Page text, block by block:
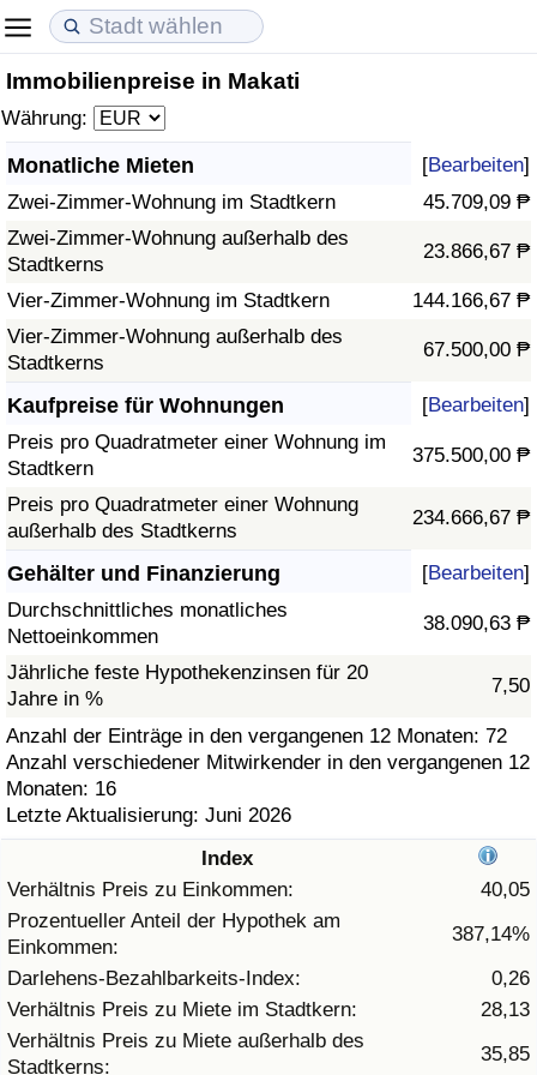
Immobilienpreise in Makati
Währung:
Monatliche Mieten [Bearbeiten]
Zwei-Zimmer-Wohnung im Stadtkern
45.709,09 ₱
Zwei-Zimmer-Wohnung außerhalb des
Stadtkerns
23.866,67 ₱
Vier-Zimmer-Wohnung im Stadtkern
144.166,67 ₱
Vier-Zimmer-Wohnung außerhalb des
Stadtkerns
67.500,00 ₱
Kaufpreise für Wohnungen [Bearbeiten]
Preis pro Quadratmeter einer Wohnung im
Stadtkern
375.500,00 ₱
Preis pro Quadratmeter einer Wohnung
außerhalb des Stadtkerns
234.666,67 ₱
Gehälter und Finanzierung [Bearbeiten]
Durchschnittliches monatliches
Nettoeinkommen
38.090,63 ₱
Jährliche feste Hypothekenzinsen für 20
Jahre in %
7,50
Anzahl der Einträge in den vergangenen 12 Monaten: 72
Anzahl verschiedener Mitwirkender in den vergangenen 12
Monaten: 16
Letzte Aktualisierung: Juni 2026
Index
Verhältnis Preis zu Einkommen:
40,05
Prozentueller Anteil der Hypothek am
Einkommen:
387,14%
Darlehens-Bezahlbarkeits-Index:
0,26
Verhältnis Preis zu Miete im Stadtkern:
28,13
Verhältnis Preis zu Miete außerhalb des
Stadtkerns:
35,85
Lebenshaltungskosten
Lebenshaltungskosten-Index (aktuell)
Lebenshaltungskosten-Index
Lebenshaltungskosten-Index nach Land
in Akaba
Immobilienpreise
Immobilienpreis-Index (aktuell)
Immobilienpreis-Index
Immobilienpreis-Index nach Land
Lebensqualität
Lebensqualität-Index
Lebensqualität-Index (aktuell)
Lebensqualitätsindex nach Land
Kriminalität
Kriminalitäts-Index (aktuell)
Kriminalitäts-Index
Kriminalitätsindex nach Land
Gesundheitsversorgung
Gesundheitsversorgungs-Index (aktuell)
Gesundheitsversorgungs-Index
Gesundheitsversorgungs-Index nach Land
Umweltverschmutzung
Umweltverschmutzungs-Index (aktuell)
Verschmutzungsindex
Umweltverschmutzungs-Index nach Land
Verkehr